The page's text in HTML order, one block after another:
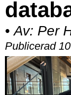
• Av: Per
Publicerad